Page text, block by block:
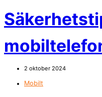
2 oktober 2024
Mobilt